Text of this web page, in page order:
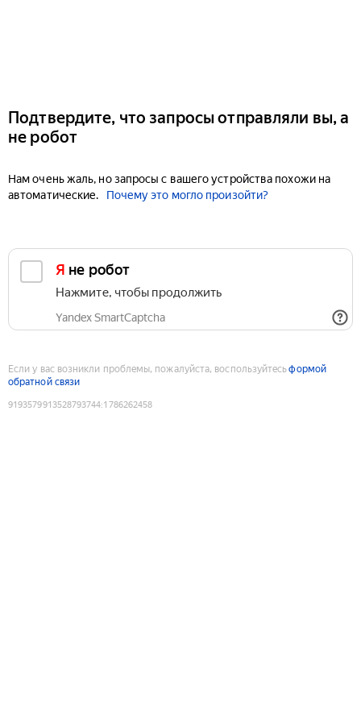
Подтвердите, что запросы отправляли вы, а
не робот
Нам очень жаль, но запросы с вашего устройства похожи на
автоматические.
Почему это могло произойти?
Я не робот
Нажмите, чтобы продолжить
Yandex SmartCaptcha
Если у вас возникли проблемы, пожалуйста, воспользуйтесьформой
обратной связи
9193579913528793744:1786262458